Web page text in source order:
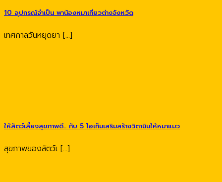
10 อุปกรณ์จำเป็น พาน้องหมาเที่ยวต่างจังหวัด
เทศกาลวันหยุดยา [...]
ให้สัตว์เลี้ยงสุขภาพดี.. กับ 5 ไอเท็มเสริมสร้างวิตามินให้หมาแมว
สุขภาพของสัตว์เ [...]